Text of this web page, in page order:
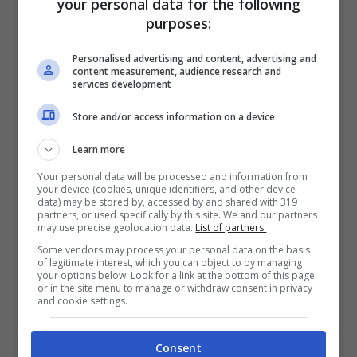
La showgirl Justine Mattera (Screenshot da Instagram)
Per l’ennesima volta
infiammando il web, d’altronde con quel
your personal data for the following
purposes:
Personalised advertising and content, advertising and
content measurement, audience research and
services development
Store and/or access information on a device
Learn more
Your personal data will be processed and information from
your device (cookies, unique identifiers, and other device
data) may be stored by, accessed by and shared with 319
partners, or used specifically by this site. We and our partners
may use precise geolocation data. List of partners.
Some vendors may process your personal data on the basis
of legitimate interest, which you can object to by managing
your options below. Look for a link at the bottom of this page
or in the site menu to manage or withdraw consent in privacy
and cookie settings.
Consent